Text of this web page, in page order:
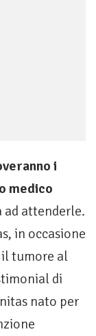
i
medico
ad attenderle.
in occasione
tumore al
di
nato per